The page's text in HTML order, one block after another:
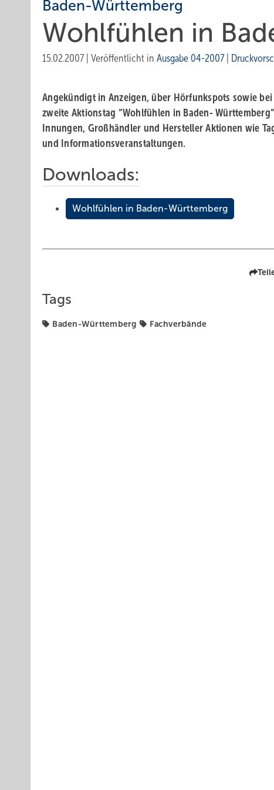
Baden-Württemberg
Wohlfühlen in
15.02.2007 Veröffentlicht in Ausgabe 04-2007
Angekündigt in Anzeigen, über Hörfunkspots sowie
zweite Aktionstag “Wohlfühlen in Baden-
Innungen, Großhändler und Hersteller Aktionen wie
und Informationsveranstaltungen.
Downloads:
Wohlfühlen in Baden-Württemberg
Tags
Baden-Württemberg Fachverbände